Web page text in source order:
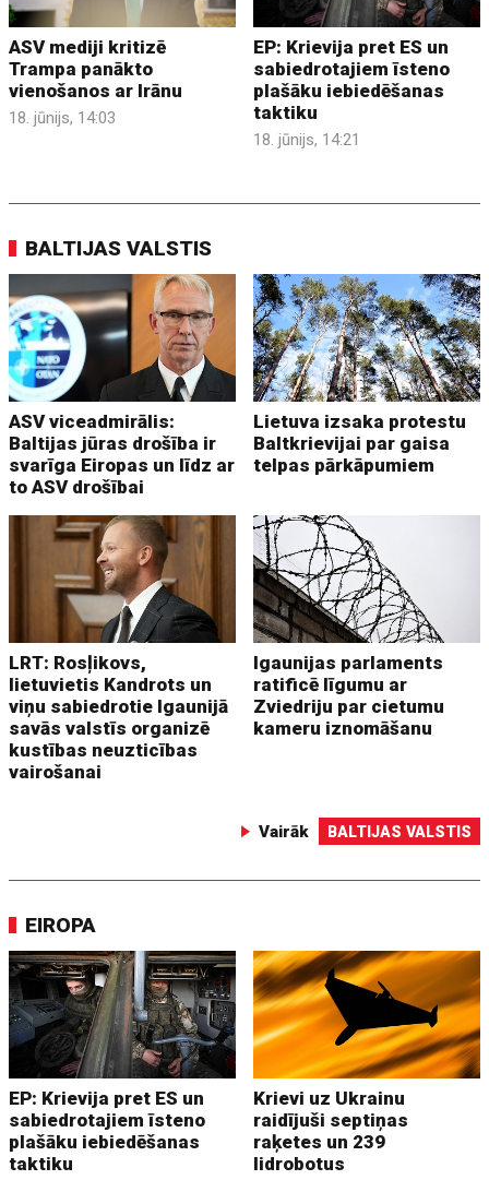
ASV mediji kritizē
Trampa panākto
vienošanos ar Irānu
18. jūnijs, 14:03
EP: Krievija pret ES un
sabiedrotajiem īsteno
plašāku iebiedēšanas
taktiku
18. jūnijs, 14:21
BALTIJAS VALSTIS
ASV viceadmirālis:
Baltijas jūras drošība ir
svarīga Eiropas un līdz ar
to ASV drošībai
Lietuva izsaka protestu
Baltkrievijai par gaisa
telpas pārkāpumiem
LRT: Rosļikovs,
lietuvietis Kandrots un
viņu sabiedrotie Igaunijā
savās valstīs organizē
kustības neuzticības
vairošanai
Igaunijas parlaments
ratificē līgumu ar
Zviedriju par cietumu
kameru iznomāšanu
Vairāk BALTIJAS VALSTIS
EIROPA
EP: Krievija pret ES un
sabiedrotajiem īsteno
plašāku iebiedēšanas
taktiku
Krievi uz Ukrainu
raidījuši septiņas
raķetes un 239
lidrobotus